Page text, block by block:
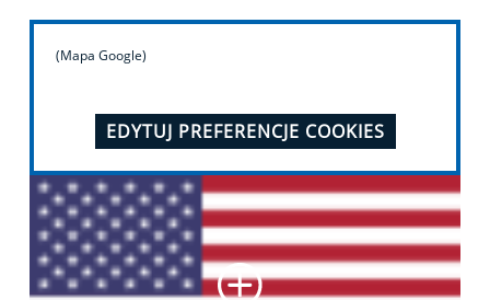
(Mapa Google)
EDYTUJ PREFERENCJE COOKIES